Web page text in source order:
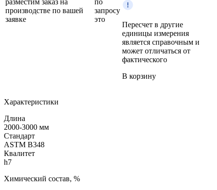
производстве по вашей
заявке
запросу
это
Пересчет в другие
единицы измерения
является справочным и
может отличаться от
фактического
В корзину
Характеристики
Длина
2000-3000 мм
Стандарт
ASTM B348
Квалитет
h7
Химический состав, %